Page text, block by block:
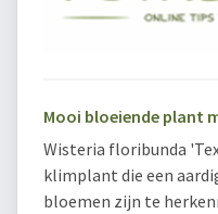
Mooi bloeiende plant
Wisteria floribunda
klimplant die een
bloemen zijn te